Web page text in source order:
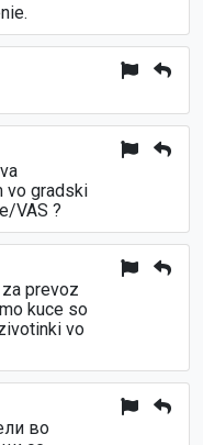
vo gradski
VAS ?
prevoz
kuce so
vo
во